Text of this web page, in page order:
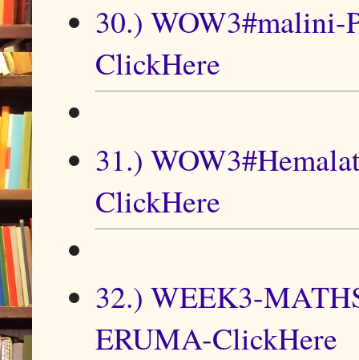
30.)
ClickHere
31.)
ClickHere
32.) WEEK3-
ERUMA-ClickHere